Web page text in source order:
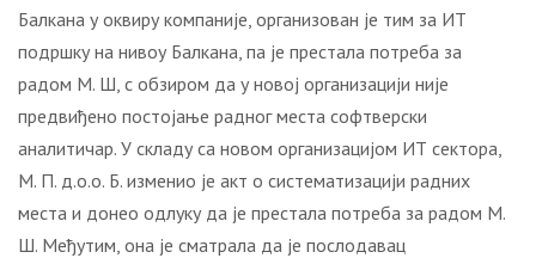
Балкана у оквиру компаније, организован је тим за ИТ
подршку на нивоу Балкана, па је престала потреба за
радом М. Ш, с обзиром да у новој организацији није
предвиђено постојање радног места софтверски
аналитичар. У складу са новом организацијом ИТ сектора,
М. П. д.о.о. Б. изменио је акт о систематизацији радних
места и донео одлуку да је престала потреба за радом М.
Ш. Међутим, она је сматрала да је послодавац